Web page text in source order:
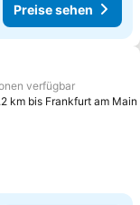
Preise sehen
hinzufügen
verfügbar
km bis Frankfurt am Main